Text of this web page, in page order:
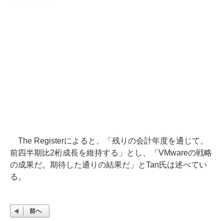
The Registerによると、「残りの会計年度を通じて、
前四半期比2桁成長を維持する」とし、「VMwareの戦略
の成果だ。期待した通りの結果だ」とTan氏は述べてい
る。
前へ